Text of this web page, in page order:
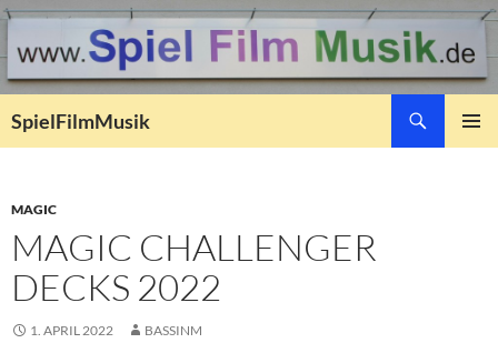
SpielFilmMusik
MAGIC
MAGIC CHALLENGER
DECKS 2022
1. APRIL 2022 BASSINM